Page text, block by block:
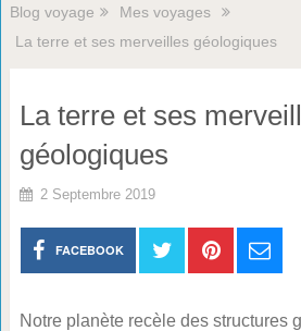
Blog voyage
Mes voyages
La terre et ses merveilles géologiques
La terre et ses
géologiques
2 Septembre 2019
FACEBOOK
Notre planète recèle des structures